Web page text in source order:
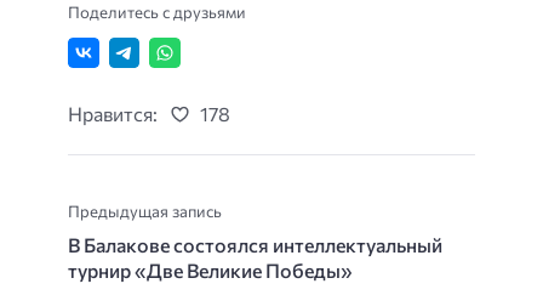
Поделитесь с друзьями
Нравится: 178
Предыдущая запись
В Балакове состоялся интеллектуальный
турнир «Две Великие Победы»